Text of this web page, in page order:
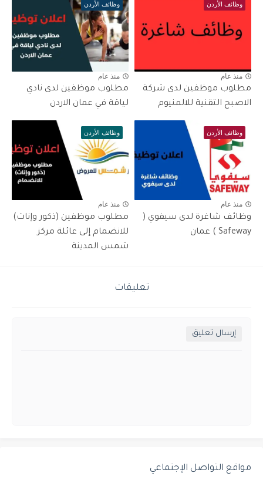
وظائف الأردن
منذ عام
مطلوب موظفين لدى شركة
الاصبح التقنية للالمنيوم
وظائف الأردن
منذ عام
مطلوب موظفين لدى نادي
لياقة في عمان الاردن
وظائف الأردن
منذ عام
وظائف شاغرة لدى سيفوي (
Safeway ) عمان
وظائف الأردن
منذ عام
مطلوب موظفين (ذكور وإناث)
للانضمام إلى عائلة مركز
شمس المدينة
تعليقات
إرسال تعليق
مواقع التواصل الإجتماعي